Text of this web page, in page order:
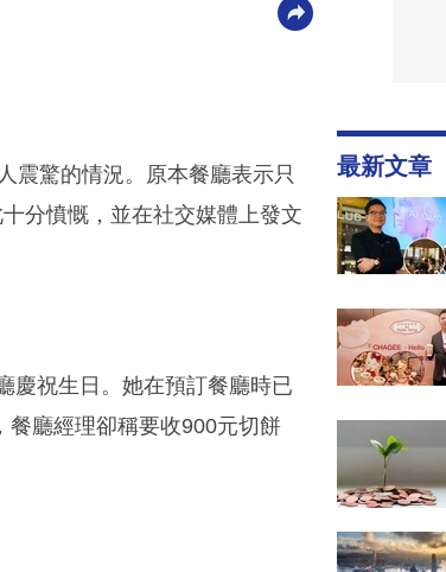
震驚的情況。原本餐廳表示只
分憤慨，並在社交媒體上發文
慶祝生日。她在預訂餐廳時已
餐廳經理卻稱要收900元切餅
最新文章